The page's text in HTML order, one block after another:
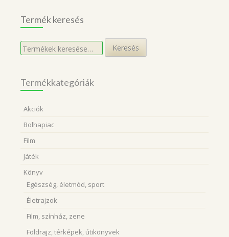
Termék keresés
Keresés
a
Keresés
Termékkategóriák
Akciók
Bolhapiac
Film
Játék
Könyv
Egészség, életmód, sport
Életrajzok
Film, színház, zene
Földrajz, térképek, útikönyvek